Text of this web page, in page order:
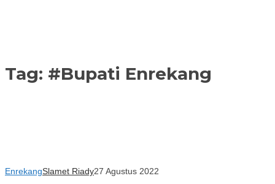
Tag: #Bupati Enrekang
EnrekangSlamet Riady27 Agustus 2022